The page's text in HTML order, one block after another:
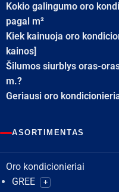
Kokio galingumo oro
pagal m²
Kiek kainuoja oro
kainos]
Šilumos siurblys oras-
m.?
Geriausi oro
ASORTIMENTAS
Oro kondicionieriai
GREE
+